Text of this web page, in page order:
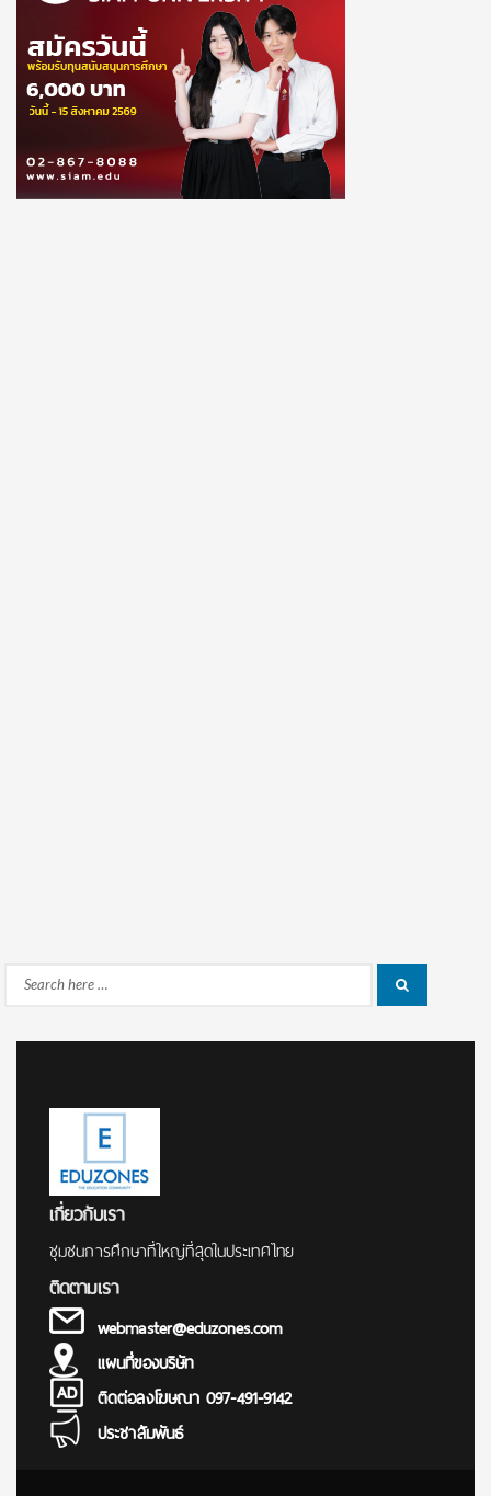
Search
เกี่ยวกับเรา
ชุมชนการศึกษาที่ใหญ่ที่สุดในประเทศไทย
ติดตามเรา
webmaster@eduzones.com
แผนที่ของบริษัท
ติดต่อลงโฆษณา 097-491-9142
ประชาสัมพันธ์